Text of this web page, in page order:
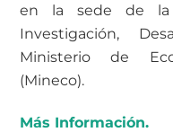
en la sede de la
Investigación,
Ministerio de
(Mineco).
Más Información.